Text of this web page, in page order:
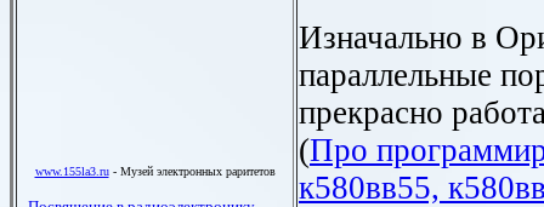
Изначально в
параллельные
прекрасно
(Про
к580вв55,